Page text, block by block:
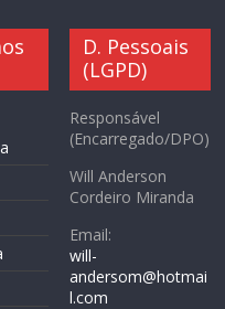
D. Pessoais
(LGPD)
Responsável
(Encarregado/DPO)
Will Anderson
Cordeiro Miranda
Email:
will-
andersom@hotmai
l.com